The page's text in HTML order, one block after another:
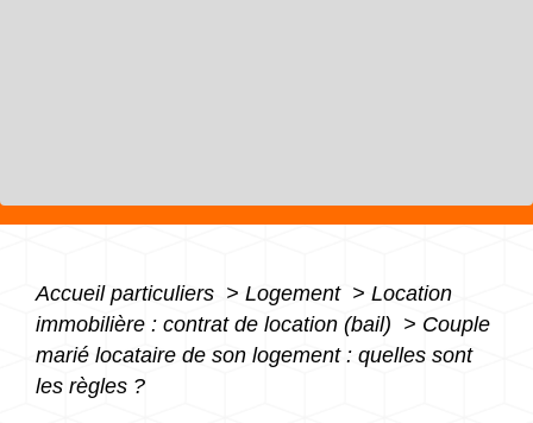
Accueil particuliers > Logement > Location
immobilière : contrat de location (bail) > Couple
marié locataire de son logement : quelles sont
les règles ?